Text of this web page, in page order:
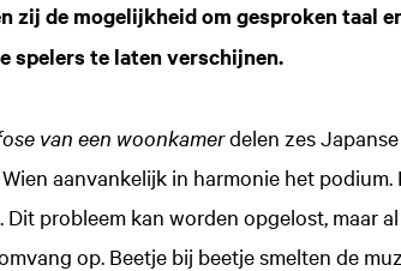
zij de mogelijkheid om gesproken taal
spelers te laten verschijnen.
van een woonkamerdelen zes
aanvankelijk in harmonie het
probleem kan worden opgelost, maar
op. Beetje bij beetje smelten de